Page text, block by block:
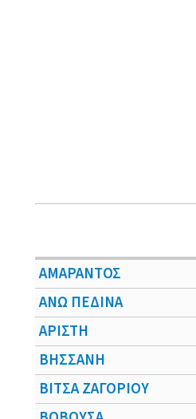
ΑΜΑΡΑΝΤΟΣ
ΑΝΩ ΠΕΔΙΝΑ
ΑΡΙΣΤΗ
ΒΗΣΣΑΝΗ
ΒΙΤΣΑ ΖΑΓΟΡΙΟΥ